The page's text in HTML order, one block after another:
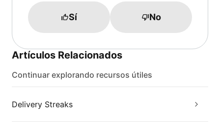
Sí No
Artículos Relacionados
Continuar explorando recursos útiles
Delivery Streaks